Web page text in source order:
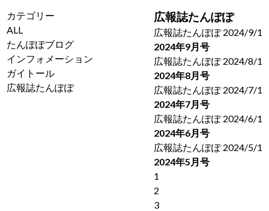
エリア限
定販売
24時間対
応
本体1台
で3箇所
メンテナ
ンス
水質検査
有料サー
ビス
カテゴリー
ALL
たんぽぽブログ
インフォメーション
ガイトール
広報誌たんぽぽ
広報誌たんぽぽ
広報誌たんぽぽ 2024/9/1
2024年9月号
広報誌たんぽぽ 2024/8/1
2024年8月号
広報誌たんぽぽ 2024/7/1
2024年7月号
広報誌たんぽぽ 2024/6/1
2024年6月号
広報誌たんぽぽ 2024/5/1
2024年5月号
1
2
3